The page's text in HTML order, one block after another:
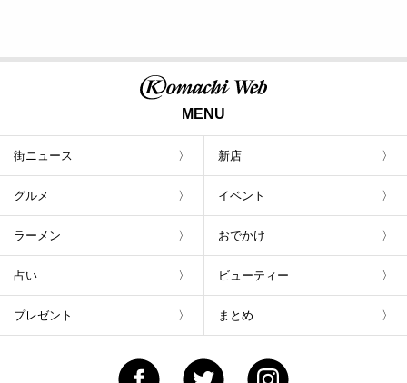
MENU
街ニュース 新店
グルメ イベント
ラーメン おでかけ
占い ビューティー
プレゼント まとめ